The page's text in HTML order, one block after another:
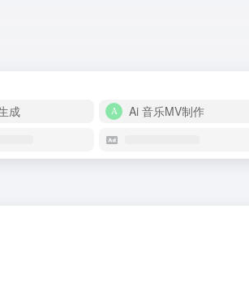
成 Ai 音乐MV制作